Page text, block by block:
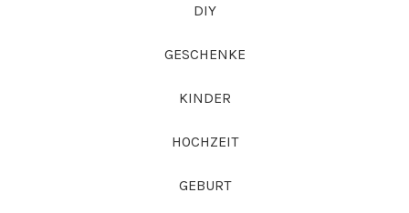
DIY
GESCHENKE
KINDER
HOCHZEIT
GEBURT